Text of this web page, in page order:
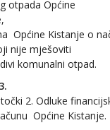
otpada Općine
Općine Kistanje o
nije mješoviti
komunalni otpad.
2. Odluke
Općine Kistanje.